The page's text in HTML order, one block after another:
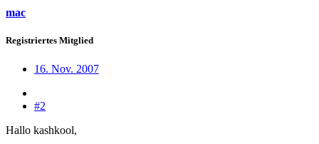
mac
Registriertes Mitglied
16. Nov. 2007
#2
Hallo kashkool,